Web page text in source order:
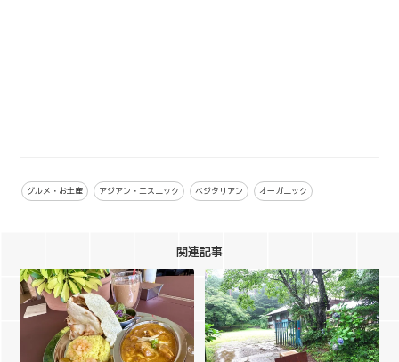
グルメ・お土産 アジアン・エスニック ベジタリアン オーガニック
関連記事